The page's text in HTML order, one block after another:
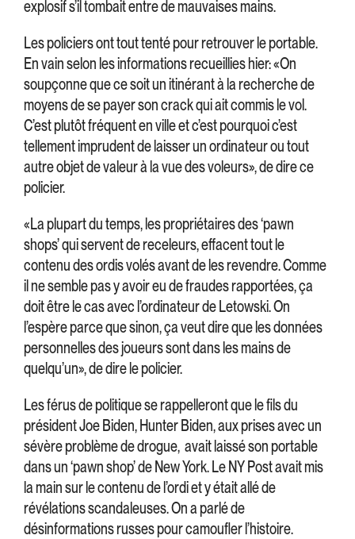
explosif s’il tombait entre de mauvaises mains.
Les policiers ont tout tenté pour retrouver le portable.
En vain selon les informations recueillies hier: «On
soupçonne que ce soit un itinérant à la recherche de
moyens de se payer son crack qui ait commis le vol.
C’est plutôt fréquent en ville et c’est pourquoi c’est
tellement imprudent de laisser un ordinateur ou tout
autre objet de valeur à la vue des voleurs», de dire ce
policier.
«La plupart du temps, les propriétaires des ‘pawn
shops’ qui servent de receleurs, effacent tout le
contenu des ordis volés avant de les revendre. Comme
il ne semble pas y avoir eu de fraudes rapportées, ça
doit être le cas avec l’ordinateur de Letowski. On
l’espère parce que sinon, ça veut dire que les données
personnelles des joueurs sont dans les mains de
quelqu’un», de dire le policier.
Les férus de politique se rappelleront que le fils du
président Joe Biden, Hunter Biden, aux prises avec un
sévère problème de drogue, avait laissé son portable
dans un ‘pawn shop’ de New York. Le NY Post avait mis
la main sur le contenu de l’ordi et y était allé de
révélations scandaleuses. On a parlé de
désinformations russes pour camoufler l’histoire.